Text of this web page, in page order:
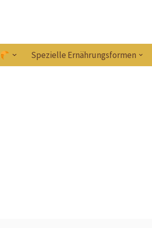
Spezielle Ernährungsformen